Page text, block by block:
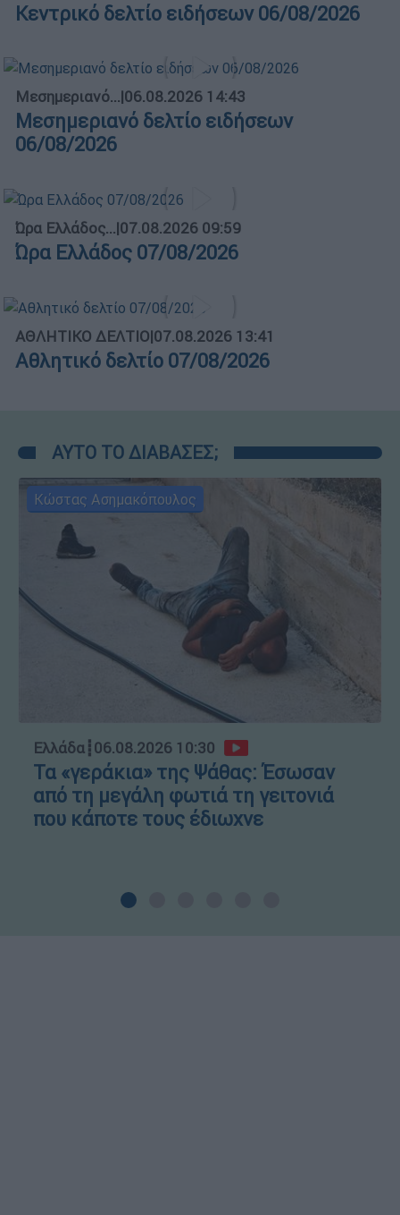
Κεντρικό δελτίο ειδήσεων 06/08/2026
Μεσημεριανό...|06.08.2026 14:43
Μεσημεριανό δελτίο ειδήσεων
06/08/2026
Ώρα Ελλάδος...|07.08.2026 09:59
Ώρα Ελλάδος 07/08/2026
ΑΘΛΗΤΙΚΟ ΔΕΛΤΙΟ|07.08.2026 13:41
Αθλητικό δελτίο 07/08/2026
ΑΥΤΟ ΤΟ ΔΙΑΒΑΣΕΣ;
Κώστας Ασημακόπουλος
Ελλάδα┋06.08.2026 10:30
Τα «γεράκια» της Ψάθας: Έσωσαν
από τη μεγάλη φωτιά τη γειτονιά
που κάποτε τους έδιωχνε